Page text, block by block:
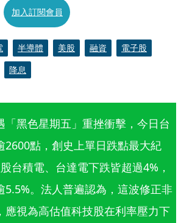
加入訂閱會員
半導體 美股 融資
電子股
降息
「黑色星期五」重挫衝擊，今日台
2600點，創史上單日跌點最大紀
台積電、台達電下跌皆超過4%，
5.5%。法人普遍認為，這波修正非
應視為高估值科技股在利率壓力下